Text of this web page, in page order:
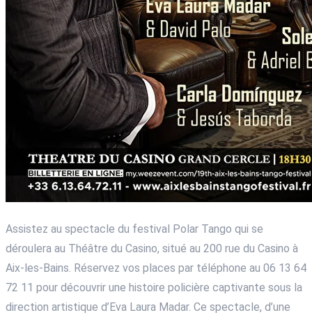
Assistez au spectacle du festival Polar Tango qui se
déroulera au Théâtre du Casino, situé au 200 rue du Casino à
Aix-les-Bains. Réservez vos places par téléphone au 06 13 64
72 11 pour découvrir une histoire policière captivante sous la
direction artistique d’Eva Laura Madar. Ce spectacle, d’une